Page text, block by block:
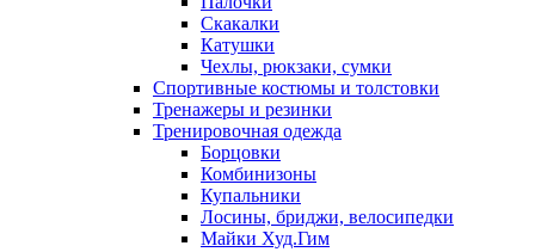
Скакалки
Катушки
Чехлы, рюкзаки, сумки
Спортивные костюмы и толстовки
Тренажеры и резинки
Тренировочная одежда
Борцовки
Комбинизоны
Купальники
Лосины, бриджи, велосипедки
Майки Худ.Гим